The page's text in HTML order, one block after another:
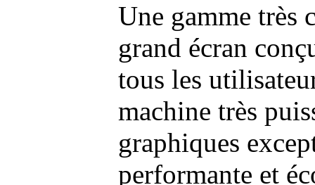
Une gamme très
grand écran
tous les
machine très
graphiques
performante et